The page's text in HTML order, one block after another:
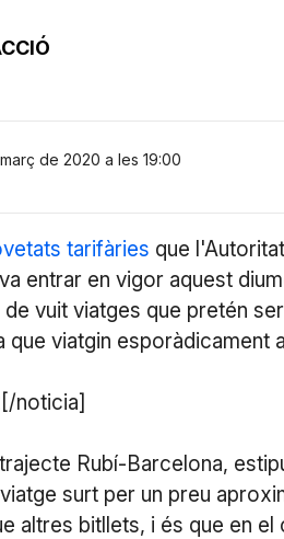
de 2020 a les 19:00
tarifàries que
entrar en vigor aquest
vuit viatges que pretén
que viatgin esporàdicament
noticia]
Rubí-Barcelona,
surt per un preu
altres bitllets, i és que en